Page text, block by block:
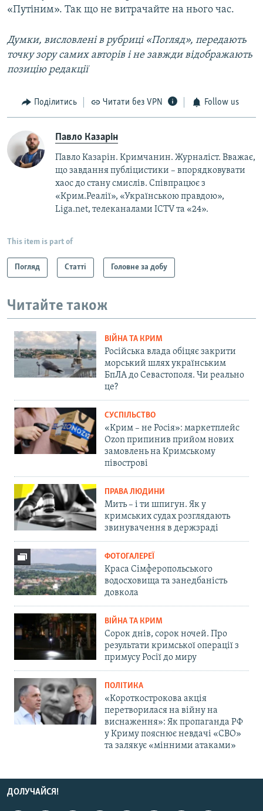
«Путіним». Так що не витрачайте на нього час.
Думки, висловлені в рубриці «Погляд», передають
точку зору самих авторів і не завжди відображають
позицію редакції
Поділитись Читати без VPN Follow us
Павло Казарін
Павло Казарін. Кримчанин. Журналіст. Вважає,
що завдання публіцистики – впорядковувати
хаос до стану смислів. Співпрацює з
«Крим.Реалії», «Українською правдою»,
Liga.net, телеканалами ICTV та «24».
This item is part of
Погляд Статті Головне за добу
Читайте також
ВІЙНА ТА КРИМ
Російська влада обіцяє закрити
морський шлях українським
БпЛА до Севастополя. Чи реально
це?
СУСПІЛЬСТВО
«Крим – не Росія»: маркетплейс
Ozon припинив прийом нових
замовлень на Кримському
півострові
ПРАВА ЛЮДИНИ
Мить – і ти шпигун. Як у
кримських судах розглядають
звинувачення в держзраді
ФОТОГАЛЕРЕЇ
Краса Сімферопольського
водосховища та занедбаність
довкола
ВІЙНА ТА КРИМ
Сорок днів, сорок ночей. Про
результати кримської операції з
примусу Росії до миру
ПОЛІТИКА
«Короткострокова акція
перетворилася на війну на
виснаження»: Як пропаганда РФ
у Криму пояснює невдачі «СВО»
та залякує «мінними атаками»
ДОЛУЧАЙСЯ!